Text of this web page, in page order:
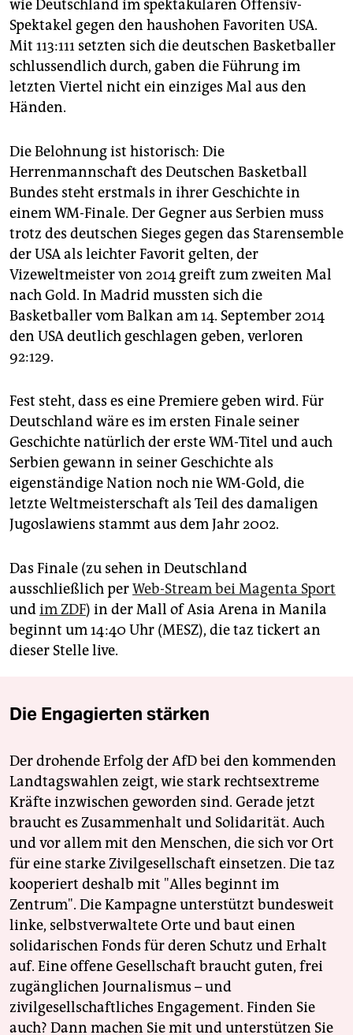
wie Deutschland im spektakulären Offensiv-
Spektakel gegen den haushohen Favoriten USA.
Mit 113:111 setzten sich die deutschen Basketballer
schlussendlich durch, gaben die Führung im
letzten Viertel nicht ein einziges Mal aus den
Händen.
Die Belohnung ist historisch: Die
Herrenmannschaft des Deutschen Basketball
Bundes steht erstmals in ihrer Geschichte in
einem WM-Finale. Der Gegner aus Serbien muss
trotz des deutschen Sieges gegen das Starensemble
der USA als leichter Favorit gelten, der
Vizeweltmeister von 2014 greift zum zweiten Mal
nach Gold. In Madrid mussten sich die
Basketballer vom Balkan am 14. September 2014
den USA deutlich geschlagen geben, verloren
92:129.
Fest steht, dass es eine Premiere geben wird. Für
Deutschland wäre es im ersten Finale seiner
Geschichte natürlich der erste WM-Titel und auch
Serbien gewann in seiner Geschichte als
eigenständige Nation noch nie WM-Gold, die
letzte Weltmeisterschaft als Teil des damaligen
Jugoslawiens stammt aus dem Jahr 2002.
Das Finale (zu sehen in Deutschland
ausschließlich perWeb-Stream bei Magenta Sport
undim ZDF) in der Mall of Asia Arena in Manila
beginnt um 14:40 Uhr (MESZ), die taz tickert an
dieser Stelle live.
Die Engagierten stärken
Der drohende Erfolg der AfD bei den kommenden
Landtagswahlen zeigt, wie stark rechtsextreme
Kräfte inzwischen geworden sind. Gerade jetzt
braucht es Zusammenhalt und Solidarität. Auch
und vor allem mit den Menschen, die sich vor Ort
für eine starke Zivilgesellschaft einsetzen. Die taz
kooperiert deshalb mit "Alles beginnt im
Zentrum". Die Kampagne unterstützt bundesweit
linke, selbstverwaltete Orte und baut einen
solidarischen Fonds für deren Schutz und Erhalt
auf. Eine offene Gesellschaft braucht guten, frei
zugänglichen Journalismus – und
zivilgesellschaftliches Engagement. Finden Sie
auch? Dann machen Sie mit und unterstützen Sie